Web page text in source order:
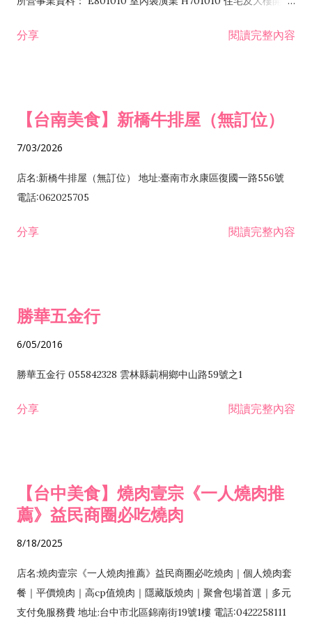
發業 H703090 不動產買賣業 H703100 不動產租賃業 I503010
分享 閱讀完整內容
【台南美食】新橋牛排屋（無訂位）
7/03/2026
店名:新橋牛排屋（無訂位） 地址:臺南市永康區復國一路556號
電話:062025705
分享 閱讀完整內容
勝華五金行
6/05/2016
勝華五金行 055842328 雲林縣莿桐鄉中山路59號之1
分享 閱讀完整內容
【台中美食】燒肉壹宗《一人燒肉推
薦》益民商圈必吃燒肉
8/18/2025
店名:燒肉壹宗《一人燒肉推薦》益民商圈必吃燒肉｜個人燒肉套
餐｜平價燒肉｜高cp值燒肉｜隱藏版燒肉｜聚會包場首選｜多元
支付免服務費 地址:台中市北區錦南街19號1樓 電話:0422258111